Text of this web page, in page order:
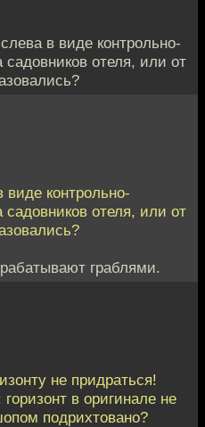
в виде контрольно-
отеля, или от
виде контрольно-
отеля, или от
граблями.
не придраться!
в оригинале не
подрихтовано?